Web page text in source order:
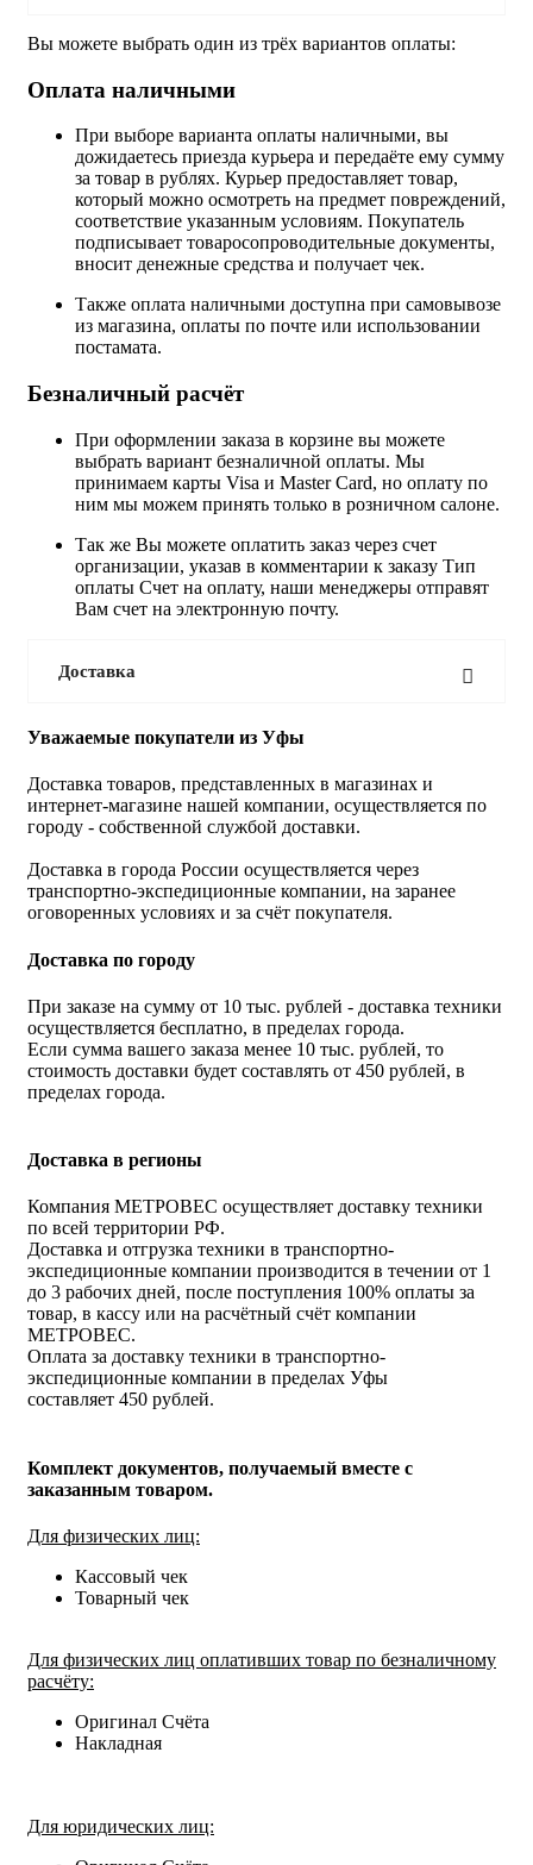
Вы можете выбрать один из трёх вариантов оплаты:
Оплата наличными
При выборе варианта оплаты наличными, вы
дожидаетесь приезда курьера и передаёте ему сумму
за товар в рублях. Курьер предоставляет товар,
который можно осмотреть на предмет повреждений,
соответствие указанным условиям. Покупатель
подписывает товаросопроводительные документы,
вносит денежные средства и получает чек.
Также оплата наличными доступна при самовывозе
из магазина, оплаты по почте или использовании
постамата.
Безналичный расчёт
При оформлении заказа в корзине вы можете
выбрать вариант безналичной оплаты. Мы
принимаем карты Visa и Master Card, но оплату по
ним мы можем принять только в розничном салоне.
Так же Вы можете оплатить заказ через счет
организации, указав в комментарии к заказу Тип
оплаты Счет на оплату, наши менеджеры отправят
Вам счет на электронную почту.
Доставка
Уважаемые покупатели из Уфы
Доставка товаров, представленных в магазинах и
интернет-магазине нашей компании, осуществляется по
городу - собственной службой доставки.
Доставка в города России осуществляется через
транспортно-экспедиционные компании, на заранее
оговоренных условиях и за счёт покупателя.
Доставка по городу
При заказе на сумму от 10 тыс. рублей - доставка техники
осуществляется бесплатно, в пределах города.
Если сумма вашего заказа менее 10 тыс. рублей, то
стоимость доставки будет составлять от 450 рублей, в
пределах города.
Доставка в регионы
Компания МЕТРОВЕС осуществляет доставку техники
по всей территории РФ.
Доставка и отгрузка техники в транспортно-
экспедиционные компании производится в течении от 1
до 3 рабочих дней, после поступления 100% оплаты за
товар, в кассу или на расчётный счёт компании
МЕТРОВЕС.
Оплата за доставку техники в транспортно-
экспедиционные компании в пределах Уфы
составляет 450 рублей.
Комплект документов, получаемый вместе с
заказанным товаром.
Для физических лиц:
Кассовый чек
Товарный чек
Для физических лиц оплативших товар по безналичному
расчёту:
Оригинал Счёта
Накладная
Для юридических лиц: